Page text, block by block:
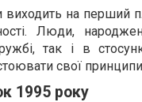
на перший
Люди,
так і в
свої принципи
1995 року